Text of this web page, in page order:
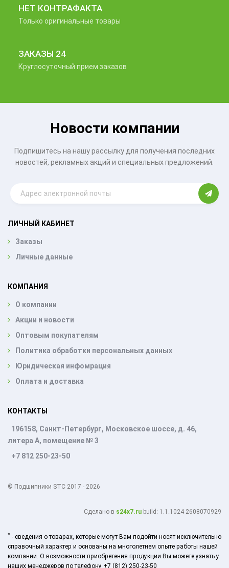
НЕТ КОНТРАФАКТА
Только оригинальные товары
ЗАКАЗЫ 24
Круглосуточный прием заказов
Новости компании
Подпишитесь на нашу рассылку для получения последних
новостей, рекламных акций и специальных предложений.
ЛИЧНЫЙ КАБИНЕТ
Заказы
Личные данные
КОМПАНИЯ
О компании
Акции и новости
Оптовым покупателям
Политика обработки персональных данных
Юридическая инфомрация
Оплата и доставка
КОНТАКТЫ
196158, Санкт-Петербург, Московское шоссе, д. 46,
литера А, помещение № 3
+7 812 250-23-50
© Подшипники STC 2017 - 2026
Cделано в s24x7.ru build: 1.1.1024 2608070929
* - сведения о товарах, которые могут Вам подойти носят исключительно
справочный характер и основаны на многолетнем опыте работы нашей
компании. О возможности приобретения продукции Вы можете узнать у
наших менеджеров по телефону +7 (812) 250-23-50